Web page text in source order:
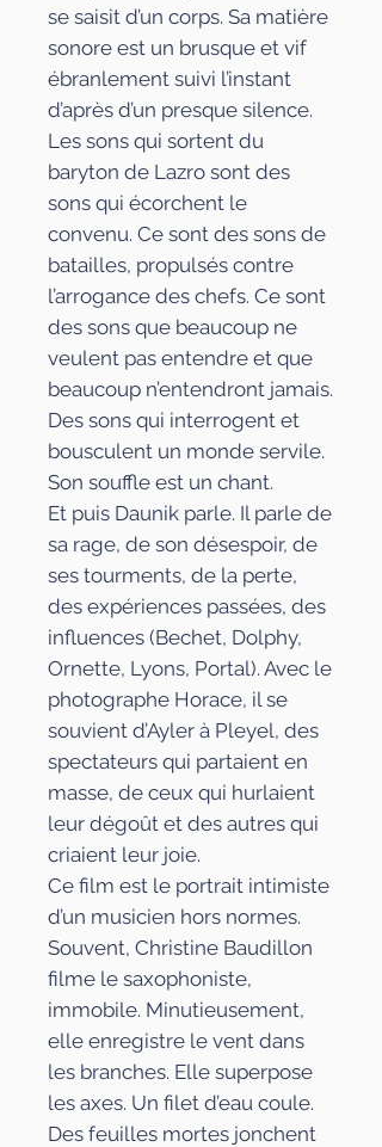
se saisit d’un corps. Sa matière
sonore est un brusque et vif
ébranlement suivi l’instant
d’après d’un presque silence.
Les sons qui sortent du
baryton de Lazro sont des
sons qui écorchent le
convenu. Ce sont des sons de
batailles, propulsés contre
l’arrogance des chefs. Ce sont
des sons que beaucoup ne
veulent pas entendre et que
beaucoup n’entendront jamais.
Des sons qui interrogent et
bousculent un monde servile.
Son souffle est un chant.
Et puis Daunik parle. Il parle de
sa rage, de son désespoir, de
ses tourments, de la perte,
des expériences passées, des
influences (Bechet, Dolphy,
Ornette, Lyons, Portal). Avec le
photographe Horace, il se
souvient d’Ayler à Pleyel, des
spectateurs qui partaient en
masse, de ceux qui hurlaient
leur dégoût et des autres qui
criaient leur joie.
Ce film est le portrait intimiste
d’un musicien hors normes.
Souvent, Christine Baudillon
filme le saxophoniste,
immobile. Minutieusement,
elle enregistre le vent dans
les branches. Elle superpose
les axes. Un filet d’eau coule.
Des feuilles mortes jonchent